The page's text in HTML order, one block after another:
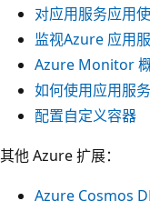
对应用服务应用
监视Azure 应用
Azure Monitor
如何使用应用服
配置自定义容器
其他 Azure 扩展：
Azure Cosmos